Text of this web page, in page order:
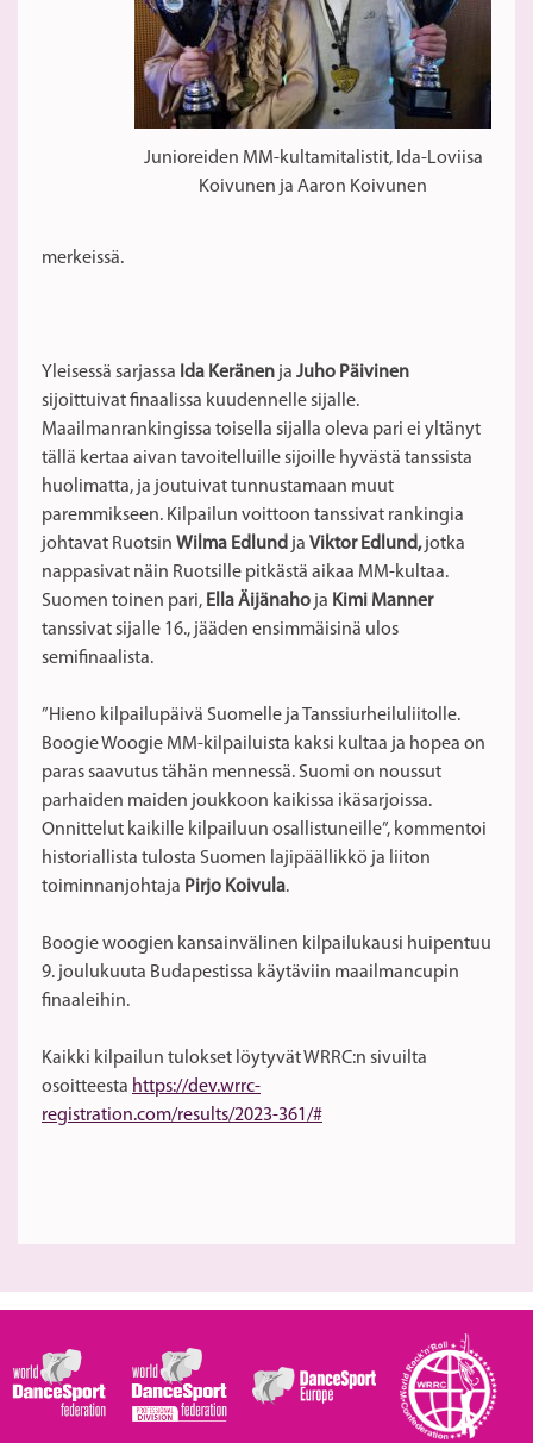
Junioreiden MM-kultamitalistit, Ida-Loviisa
Koivunen ja Aaron Koivunen
merkeissä.
Yleisessä sarjassa Ida Keränen ja Juho Päivinen
sijoittuivat finaalissa kuudennelle sijalle.
Maailmanrankingissa toisella sijalla oleva pari ei yltänyt
tällä kertaa aivan tavoitelluille sijoille hyvästä tanssista
huolimatta, ja joutuivat tunnustamaan muut
paremmikseen. Kilpailun voittoon tanssivat rankingia
johtavat Ruotsin Wilma Edlund ja Viktor Edlund,jotka
nappasivat näin Ruotsille pitkästä aikaa MM-kultaa.
Suomen toinen pari, Ella Äijänaho ja Kimi Manner
tanssivat sijalle 16., jääden ensimmäisinä ulos
semifinaalista.
”Hieno kilpailupäivä Suomelle ja Tanssiurheiluliitolle.
Boogie Woogie MM-kilpailuista kaksi kultaa ja hopea on
paras saavutus tähän mennessä. Suomi on noussut
parhaiden maiden joukkoon kaikissa ikäsarjoissa.
Onnittelut kaikille kilpailuun osallistuneille”, kommentoi
historiallista tulosta Suomen lajipäällikkö ja liiton
toiminnanjohtaja Pirjo Koivula.
Boogie woogien kansainvälinen kilpailukausi huipentuu
9. joulukuuta Budapestissa käytäviin maailmancupin
finaaleihin.
Kaikki kilpailun tulokset löytyvät WRRC:n sivuilta
osoitteesta https://dev.wrrc-
registration.com/results/2023-361/#